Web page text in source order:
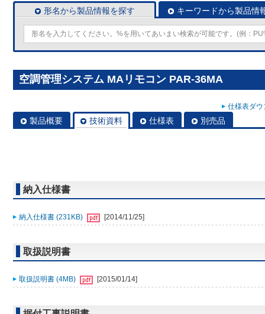
形名から製品情報を探す キーワードから製品情
空調管理システム MAリモコン PAR-36MA
仕様表ダ
製品概要 技術資料 仕様表 別売品
納入仕様書
納入仕様書 (231KB) [2014/11/25]
取扱説明書
取扱説明書 (4MB) [2015/01/14]